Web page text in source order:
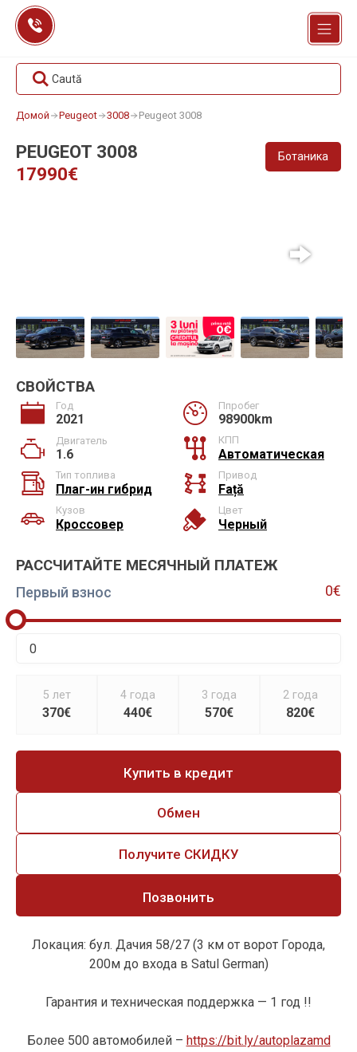
Перейти
содержанию
Caută
Домой Peugeot 3008 Peugeot 3008
PEUGEOT 3008
17990€
Ботаника
СВОЙСТВА
Год
2021
Ппробег
98900km
Двигатель
1.6
КПП
Автоматическая
Тип топлива
Плаг-ин гибрид
Привод
Față
Кузов
Кроссовер
Цвет
Черный
РАССЧИТАЙТЕ МЕСЯЧНЫЙ ПЛАТЕЖ
Первый взнос 0€
5 лет
370€
4 года
440€
3 года
570€
2 года
820€
Купить в кредит
Обмен
Получите СКИДКУ
Позвонить
Локация: бул. Дачия 58/27 (3 км от ворот Города,
200м до входа в Satul German)
Гарантия и техническая поддержка — 1 год !!
Более 500 автомобилей – https://bit.ly/autoplazamd